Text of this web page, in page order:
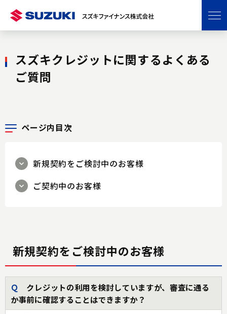
ル
シ
ナ
ョ
へ
スズキクレジットに関するよくある
ご質問
ページ内目次
新規契約をご検討中のお客様
ご契約中のお客様
新規契約をご検討中のお客様
Ｑ
クレジットの利用を検討していますが、審査に通る
か事前に確認することはできますか？